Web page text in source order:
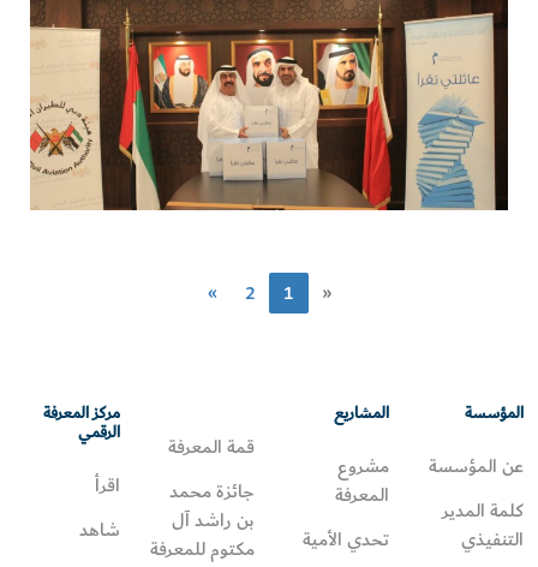
«
1
2
»
المؤسسة
عن المؤسسة
كلمة المدير
التنفيذي
المشاريع
مشروع
المعرفة
تحدي الأمية
قمة المعرفة
جائزة محمد
بن راشد آل
مكتوم للمعرفة
مركز المعرفة
الرقمي
اقرأ
شاهد